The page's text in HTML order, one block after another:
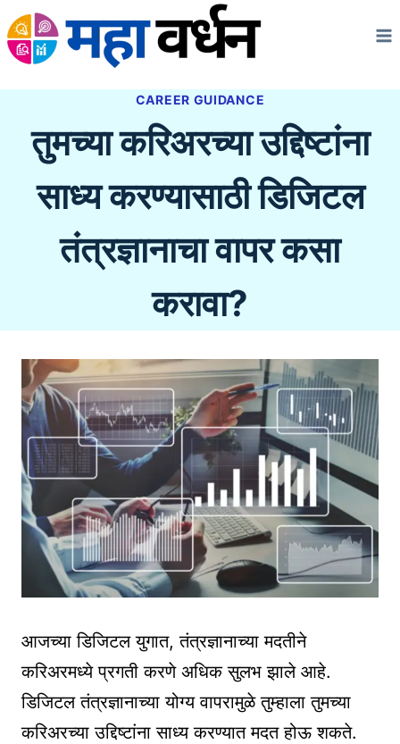
Skip
to
CAREER GUIDANCE
तुमच्या करिअरच्या उद्दिष्टांना
साध्य करण्यासाठी डिजिटल
तंत्रज्ञानाचा वापर कसा
करावा?
आजच्या डिजिटल युगात, तंत्रज्ञानाच्या मदतीने
करिअरमध्ये प्रगती करणे अधिक सुलभ झाले आहे.
डिजिटल तंत्रज्ञानाच्या योग्य वापरामुळे तुम्हाला तुमच्या
करिअरच्या उद्दिष्टांना साध्य करण्यात मदत होऊ शकते.